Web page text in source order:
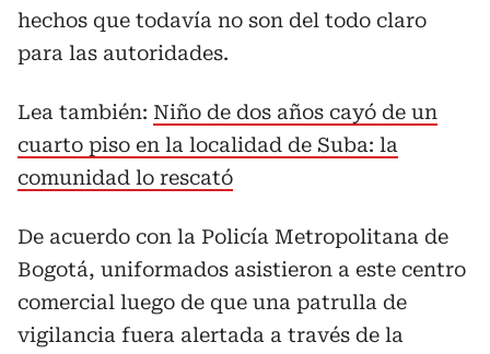
hechos que todavía no son del todo claro
para las autoridades.
Lea también: Niño de dos años cayó de un
cuarto piso en la localidad de Suba: la
comunidad lo rescató
De acuerdo con la Policía Metropolitana de
Bogotá, uniformados asistieron a este centro
comercial luego de que una patrulla de
vigilancia fuera alertada a través de la